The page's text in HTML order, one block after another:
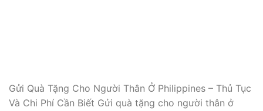
Gửi Quà Tặng Cho Người Thân Ở Philippines – Thủ Tục
Và Chi Phí Cần Biết Gửi quà tặng cho người thân ở